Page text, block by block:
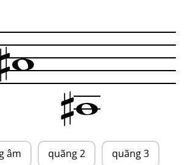
w w

âm quãng 2 quãng 3